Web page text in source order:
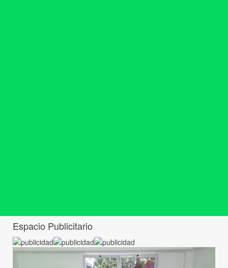
Espacio Publicitario